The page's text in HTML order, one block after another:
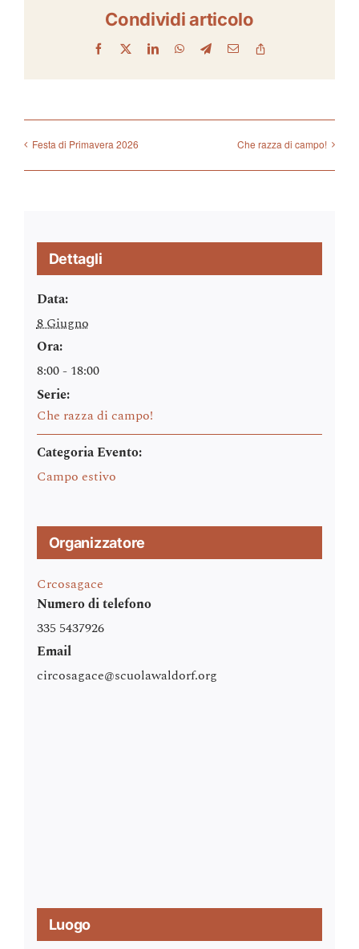
Condividi articolo
Facebook LinkedInWhatsAppTelegramEmail
Festa di Primavera 2026 Che razza di campo!
Dettagli
Data:
8 Giugno
Ora:
8:00 - 18:00
Serie:
Che razza di campo!
Categoria Evento:
Campo estivo
Organizzatore
Crcosagace
Numero di telefono
335 5437926
Email
circosagace@scuolawaldorf.org
Luogo